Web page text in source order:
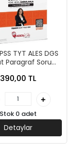
TYT ALES DGS
Paragraf Soru
Hoca Kafası
390,00 TL
Stok 0 adet
Detaylar